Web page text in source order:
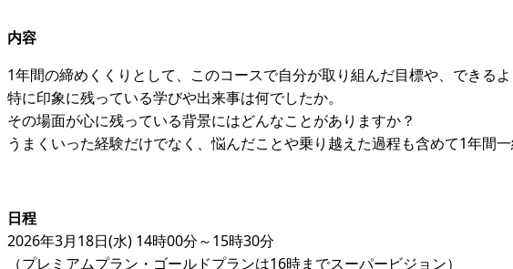
内容
1年間の締めくくりとして、このコースで自分が取り組んだ目標や、できる
特に印象に残っている学びや出来事は何でしたか。
その場面が心に残っている背景にはどんなことがありますか？
うまくいった経験だけでなく、悩んだことや乗り越えた過程も含めて1年間
日程
2026年3月18日(水) 14時00分～15時30分
（プレミアムプラン・ゴールドプランは16時までスーパービジョン）